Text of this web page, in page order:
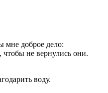
мне доброе дело:
чтобы не вернулись они.
воду.